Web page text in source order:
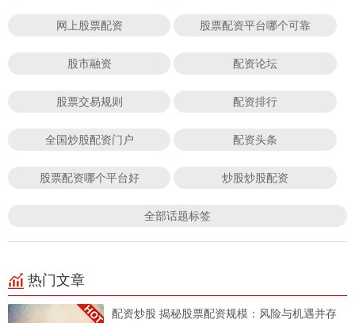
网上股票配资 股票配资平台哪个可靠
股市融资 配资论坛
股票交易规则 配资排行
全国炒股配资门户 配资头条
股票配资哪个平台好 炒股炒股配资
全部话题标签
热门文章
配资炒股 揭秘股票配资规模：风险与机遇并存